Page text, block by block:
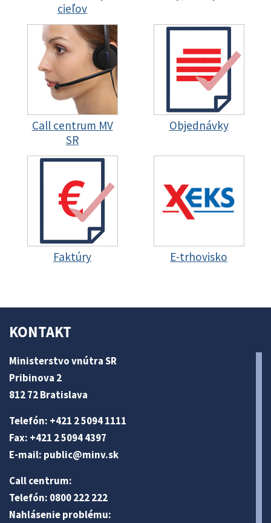
cieľov
Call centrum MV
SR
Objednávky
Faktúry E-trhovisko
KONTAKT
Ministerstvo vnútra SR
Pribinova 2
812 72 Bratislava
Telefón: +421 2 5094 1111
Fax: +421 2 5094 4397
E-mail: public@minv.sk
Call centrum:
Telefón: 0800 222 222
Nahlásenie problému: